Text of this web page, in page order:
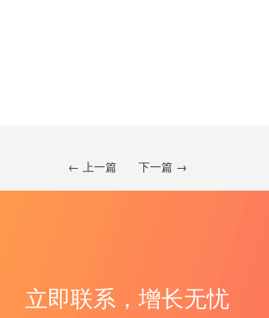
← 上一篇 下一篇 →
立即联系，增长无忧